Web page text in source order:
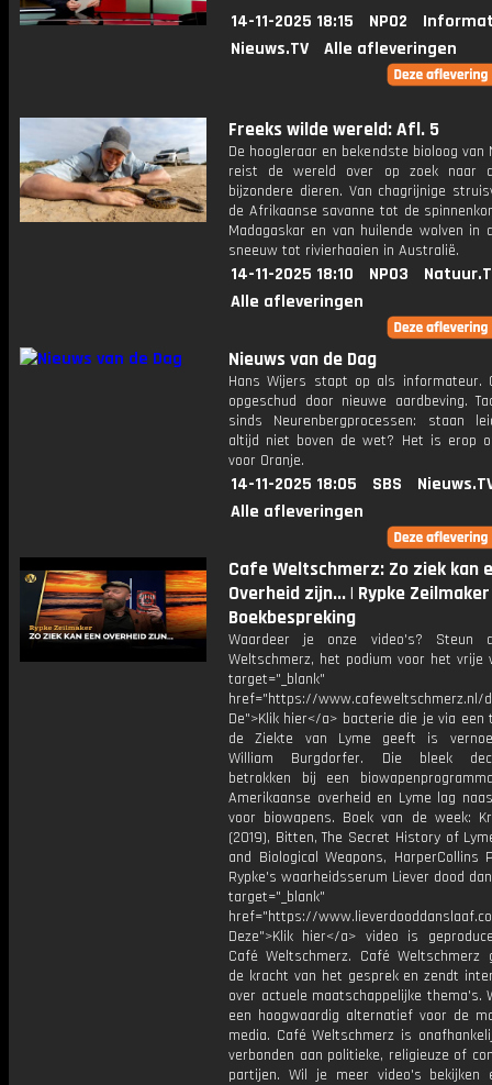
14-11-2025 18:15 NPO2
Nieuws.TV
Alle afleveringen
Freeks wilde wereld: Afl. 5
De hoogleraar en bekendste bioloog van
reist de wereld over op zoek naar
bijzondere dieren. Van chagrijnige
de Afrikaanse savanne tot de
Madagaskar en van huilende wolven in
sneeuw tot rivierhaaien in Australië.
14-11-2025 18:10 NPO3
Alle afleveringen
Nieuws van de Dag
Hans Wijers stapt op als informateur.
opgeschud door nieuwe aardbeving.
sinds Neurenbergprocessen: staan
altijd niet boven de wet? Het is erop
voor Oranje.
14-11-2025 18:05 SBS
Alle afleveringen
Cafe Weltschmerz: Zo ziek kan
Overheid zijn... | Rypke
Boekbespreking
Waardeer je onze video's? Steun
Weltschmerz, het podium voor het vrije
target="_blank"
href="https://www.cafeweltschmerz.nl/
De">Klik hier</a> bacterie die je via een
de Ziekte van Lyme geeft is
William Burgdorfer. Die bleek
betrokken bij een
Amerikaanse overheid en Lyme lag
voor biowapens. Boek van de week:
(2019), Bitten, The Secret History of
and Biological Weapons, HarperCollins
Rypke's waarheidsserum Liever dood
target="_blank"
href="https://
Deze">Klik hier</a> video is
Café Weltschmerz. Café Weltschmerz
de kracht van het gesprek en zendt
over actuele maatschappelijke thema's.
een hoogwaardig alternatief voor de
media. Café Weltschmerz is
verbonden aan politieke, religieuze of
partijen. Wil je meer video's bekijken